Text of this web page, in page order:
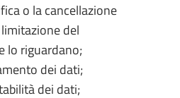
o la cancellazione
del
lo riguardano;
dei dati;
dei dati;